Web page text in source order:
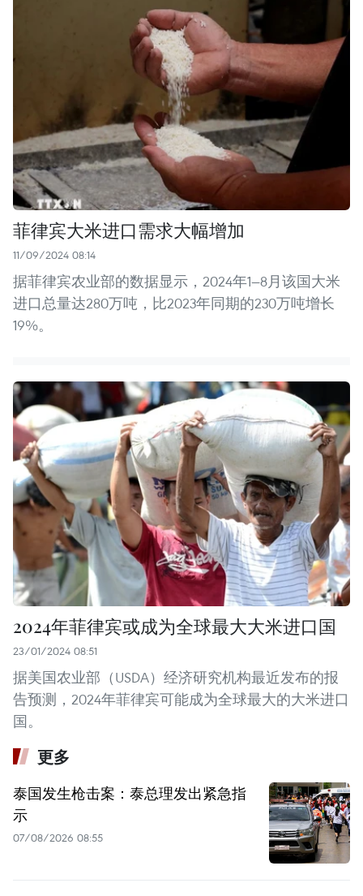
菲律宾大米进口需求大幅增加
11/09/2024 08:14
据菲律宾农业部的数据显示，2024年1—8月该国大米
进口总量达280万吨，比2023年同期的230万吨增长
19%。
2024年菲律宾或成为全球最大大米进口国
23/01/2024 08:51
据美国农业部（USDA）经济研究机构最近发布的报
告预测，2024年菲律宾可能成为全球最大的大米进口
国。
更多
泰国发生枪击案：泰总理发出紧急指
示
07/08/2026 08:55